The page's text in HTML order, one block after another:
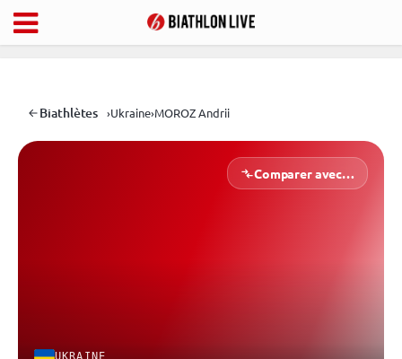
Biathlètes ›Ukraine›MOROZ Andrii
UKRAINE
Comparer avec…